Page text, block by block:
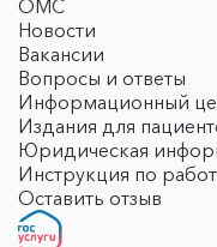
ОМС
Новости
Вакансии
Вопросы и ответы
Информационный
Издания для
Юридическая
Инструкция по
Оставить отзыв